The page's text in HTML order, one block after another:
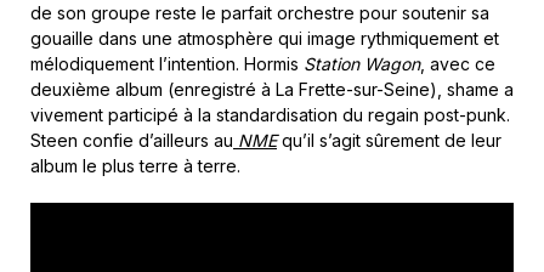
de son groupe reste le parfait orchestre pour soutenir sa
gouaille dans une atmosphère qui image rythmiquement et
mélodiquement l’intention. Hormis Station Wagon, avec ce
deuxième album (enregistré à La Frette-sur-Seine), shame a
vivement participé à la standardisation du regain post-punk.
Steen confie d’ailleurs au NME qu’il s’agit sûrement de leur
album le plus terre à terre.